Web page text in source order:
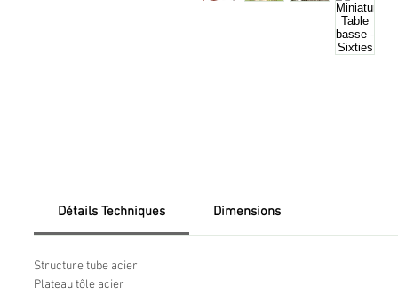
Détails Techniques Dimensions
Structure tube acier
Plateau tôle acier